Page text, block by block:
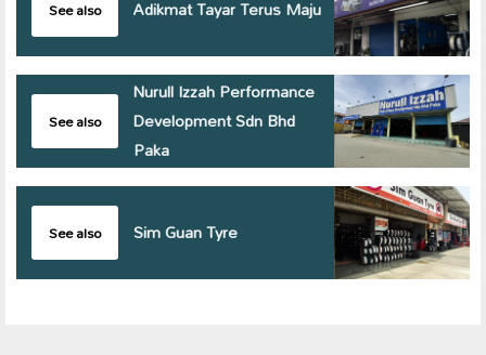
See also Adikmat Tayar Terus Maju
See also
Nurull Izzah Performance
Development Sdn Bhd
Paka
See also Sim Guan Tyre